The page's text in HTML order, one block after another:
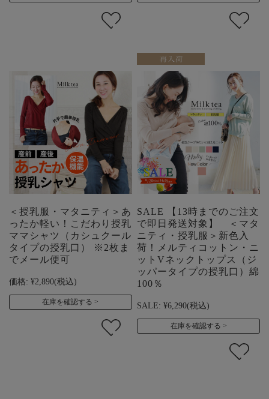
＜授乳服・マタニティ＞あ
ったか軽い！こだわり授乳
ママシャツ（カシュクール
タイプの授乳口） ※2枚ま
でメール便可
価格: ¥2,890(税込)
在庫を確認する
SALE 【13時までのご注文
で即日発送対象】 ＜マタ
ニティ・授乳服＞新色入
荷！メルティコットン・ニ
ットVネックトップス（ジ
ッパータイプの授乳口）綿
100％
SALE: ¥6,290(税込)
在庫を確認する